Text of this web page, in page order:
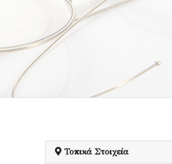
Τοπικά Στοιχεία